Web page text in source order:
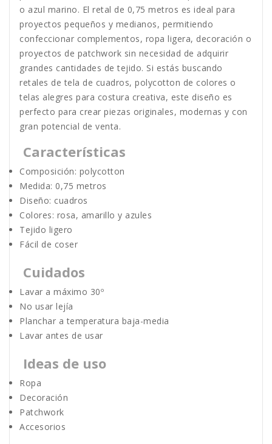
o azul marino. El retal de 0,75 metros es ideal para
proyectos pequeños y medianos, permitiendo
confeccionar complementos, ropa ligera, decoración o
proyectos de patchwork sin necesidad de adquirir
grandes cantidades de tejido. Si estás buscando
retales de tela de cuadros, polycotton de colores o
telas alegres para costura creativa, este diseño es
perfecto para crear piezas originales, modernas y con
gran potencial de venta.
Características
Composición: polycotton
Medida: 0,75 metros
Diseño: cuadros
Colores: rosa, amarillo y azules
Tejido ligero
Fácil de coser
Cuidados
Lavar a máximo 30º
No usar lejía
Planchar a temperatura baja-media
Lavar antes de usar
Ideas de uso
Ropa
Decoración
Patchwork
Accesorios